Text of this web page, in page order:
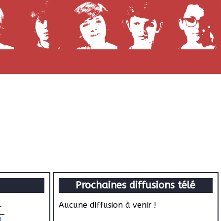
Prochaines diffusions télé
Aucune diffusion à venir !